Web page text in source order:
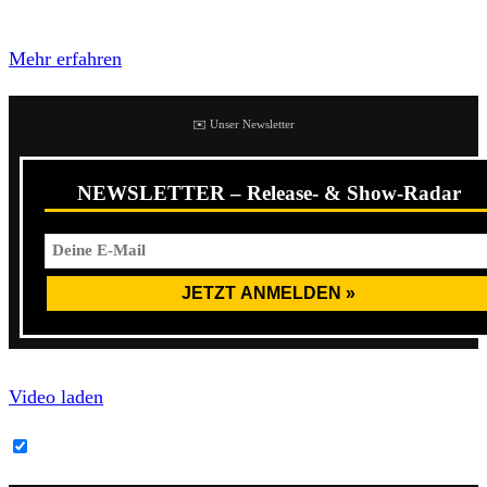
Mehr erfahren
✉️ Unser Newsletter
NEWSLETTER – Release- & Show-Radar
Video laden